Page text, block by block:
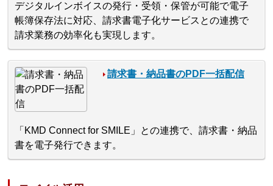
デジタルインボイスの発行・受領・保管が可能で電子
帳簿保存法に対応、請求書電子化サービスとの連携で
請求業務の効率化も実現します。
請求書・納品書のPDF一括配信
「KMD Connect for SMILE」との連携で、請求書・納品
書を電子発行できます。